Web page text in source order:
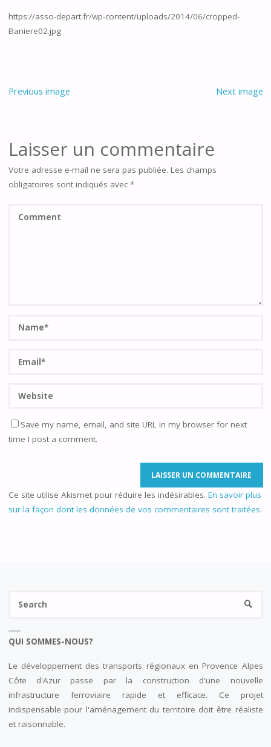
https://asso-depart.fr/wp-content/uploads/2014/06/cropped-
Baniere02.jpg
Previous image Next image
Laisser un commentaire
Votre adresse e-mail ne sera pas publiée. Les champs
obligatoires sont indiqués avec *
Save my name, email, and site URL in my browser for next
time I post a comment.
Ce site utilise Akismet pour réduire les indésirables. En savoir plus
sur la façon dont les données de vos commentaires sont traitées.
QUI SOMMES-NOUS?
Le développement des transports régionaux en Provence Alpes
Côte d'Azur passe par la construction d'une nouvelle
infrastructure ferroviaire rapide et efficace. Ce projet
indispensable pour l'aménagement du territoire doit être réaliste
et raisonnable.